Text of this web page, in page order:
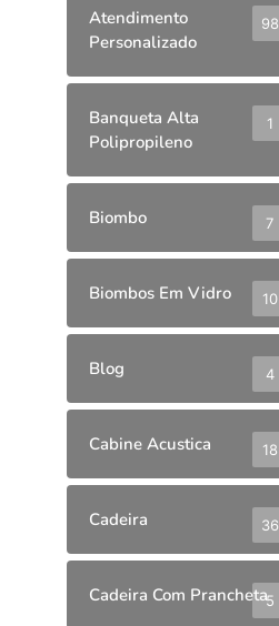
Atendimento
Personalizado
98
Banqueta Alta
Polipropileno
1
Biombo 7
Biombos Em Vidro 10
Blog 4
Cabine Acustica 18
Cadeira 36
Cadeira Com Prancheta5